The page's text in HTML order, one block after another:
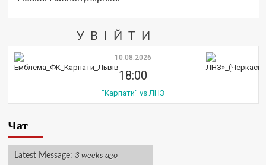
УВІЙТИ
10.08.2026
18:00
"Карпати" vs ЛНЗ
Чат
Latest Message: 3 weeks ago